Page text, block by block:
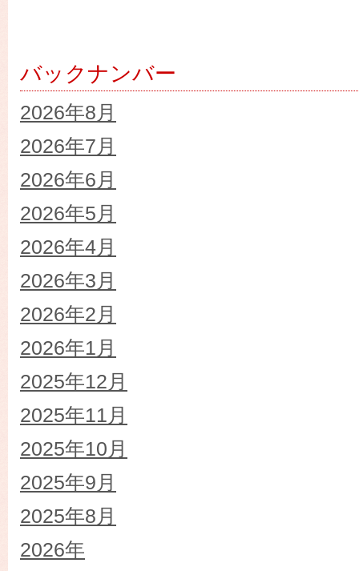
バックナンバー
2026年8月
2026年7月
2026年6月
2026年5月
2026年4月
2026年3月
2026年2月
2026年1月
2025年12月
2025年11月
2025年10月
2025年9月
2025年8月
2026年